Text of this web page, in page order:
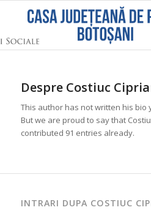
Despre Costiuc
This author has not written his bio
But we are proud to say that
contributed 91 entries already.
INTRARI DUPA COSTIUC